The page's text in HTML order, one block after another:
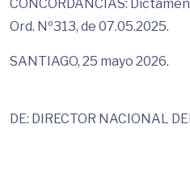
CONCORDANCIAS:
Ord. Nº313, de 07.05.2025.
SANTIAGO, 25 mayo 2026.
DE: DIRECTOR NACIONAL